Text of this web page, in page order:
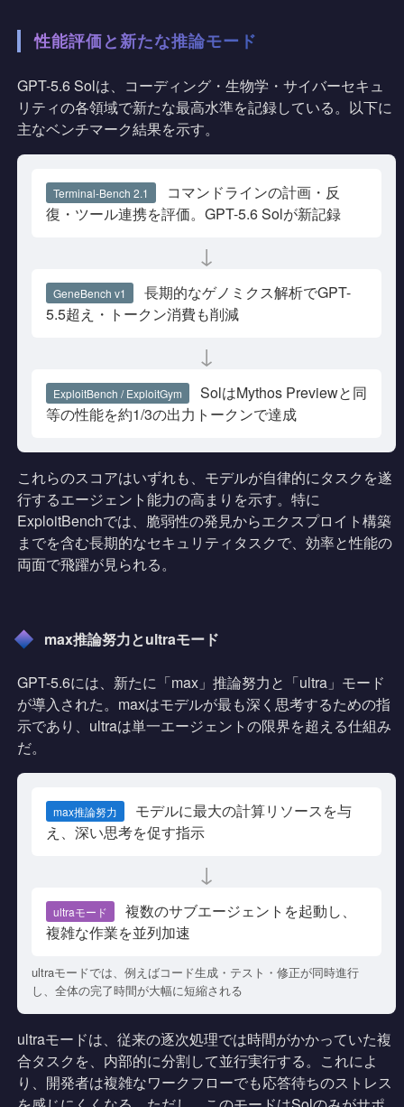
性能評価と新たな推論モード
GPT-5.6 Solは、コーディング・生物学・サイバーセキュ
リティの各領域で新たな最高水準を記録している。以下に
主なベンチマーク結果を示す。
Terminal-Bench 2.1
コマンドラインの計画・反
復・ツール連携を評価。GPT-5.6 Solが新記録
↓
GeneBench v1
長期的なゲノミクス解析でGPT-
5.5超え・トークン消費も削減
↓
ExploitBench / ExploitGym
SolはMythos Previewと同
等の性能を約1/3の出力トークンで達成
これらのスコアはいずれも、モデルが自律的にタスクを遂
行するエージェント能力の高まりを示す。特に
ExploitBenchでは、脆弱性の発見からエクスプロイト構築
までを含む長期的なセキュリティタスクで、効率と性能の
両面で飛躍が見られる。
max推論努力とultraモード
GPT-5.6には、新たに「max」推論努力と「ultra」モード
が導入された。maxはモデルが最も深く思考するための指
示であり、ultraは単一エージェントの限界を超える仕組み
だ。
max推論努力
モデルに最大の計算リソースを与
え、深い思考を促す指示
↓
ultraモード
複数のサブエージェントを起動し、
複雑な作業を並列加速
ultraモードでは、例えばコード生成・テスト・修正が同時進行
し、全体の完了時間が大幅に短縮される
ultraモードは、従来の逐次処理では時間がかかっていた複
合タスクを、内部的に分割して並行実行する。これによ
り、開発者は複雑なワークフローでも応答待ちのストレス